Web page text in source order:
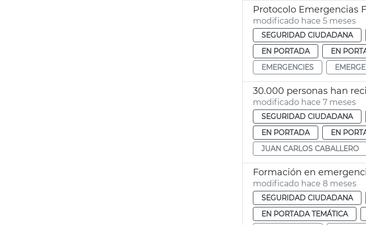
Protocolo Emergencias
modificado hace 5 meses
SEGURIDAD CIUDADANA
EN PORTADA
EN
EMERGENCIES
30.000 personas han
modificado hace 7 meses
SEGURIDAD CIUDADANA
EN PORTADA
EN
JUAN CARLOS CABALLERO
Formación en
modificado hace 8 meses
SEGURIDAD CIUDADANA
EN PORTADA TEMÁTICA